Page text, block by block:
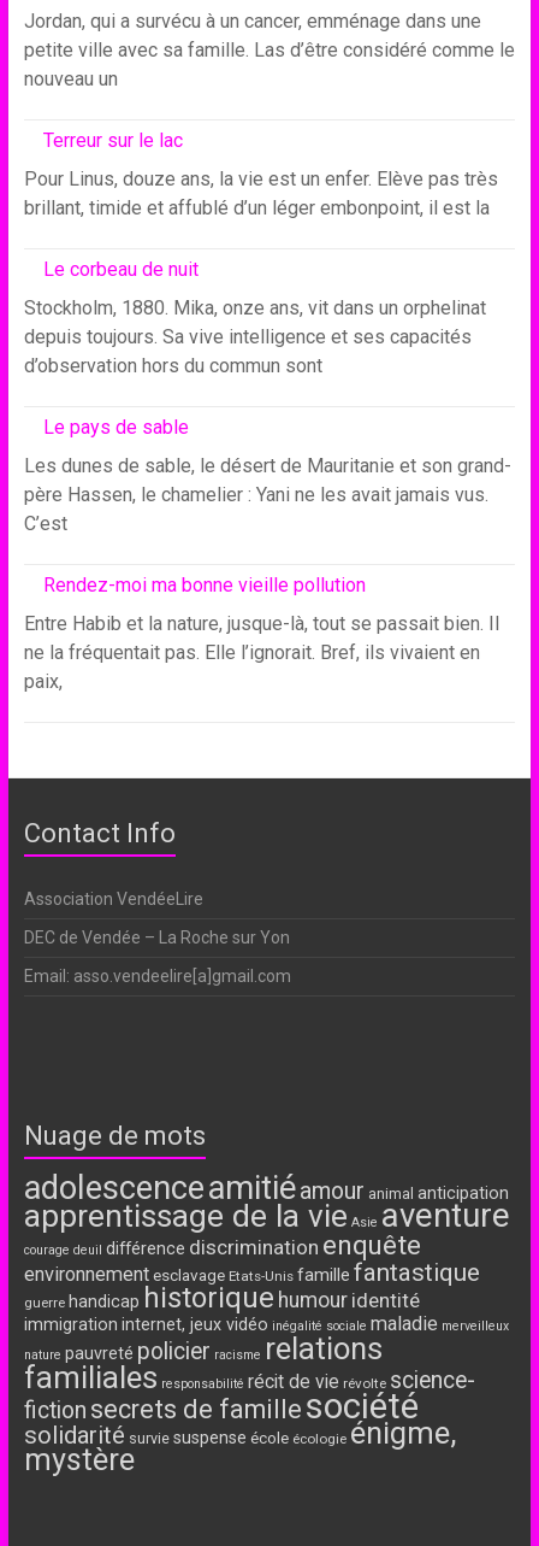
Jordan, qui a survécu à un cancer, emménage dans une
petite ville avec sa famille. Las d’être considéré comme le
nouveau un
Terreur sur le lac
Pour Linus, douze ans, la vie est un enfer. Elève pas très
brillant, timide et affublé d’un léger embonpoint, il est la
Le corbeau de nuit
Stockholm, 1880. Mika, onze ans, vit dans un orphelinat
depuis toujours. Sa vive intelligence et ses capacités
d’observation hors du commun sont
Le pays de sable
Les dunes de sable, le désert de Mauritanie et son grand-
père Hassen, le chamelier : Yani ne les avait jamais vus.
C’est
Rendez-moi ma bonne vieille pollution
Entre Habib et la nature, jusque-là, tout se passait bien. Il
ne la fréquentait pas. Elle l’ignorait. Bref, ils vivaient en
paix,
Contact Info
Association VendéeLire
DEC de Vendée – La Roche sur Yon
Email: asso.vendeelire[a]gmail.com
Nuage de mots
adolescenceamitiéamour animal anticipation
apprentissage de la vie Asie aventure
courage deuil différence discrimination enquête
environnement esclavage Etats-Unis famille fantastique
guerre handicap historique humour identité
immigration internet, jeux vidéo inégalité sociale maladie merveilleux
nature pauvreté policier racisme relations
familiales responsabilité récit de vie révolte science-
fiction secrets de famille société
solidarité survie suspense école écologie énigme,
mystère